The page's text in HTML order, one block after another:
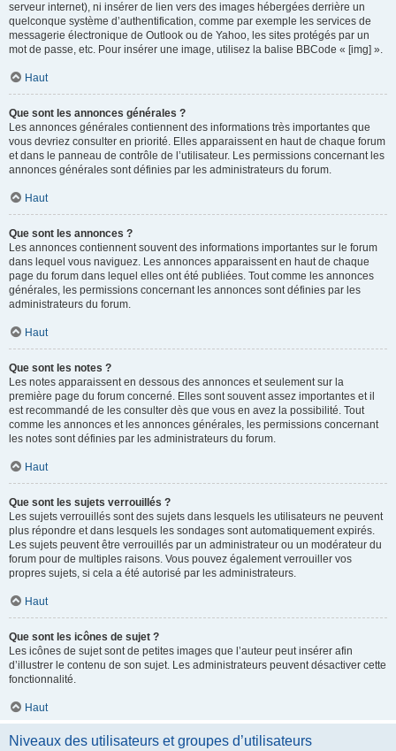
serveur internet), ni insérer de lien vers des images hébergées derrière un
quelconque système d’authentification, comme par exemple les services de
messagerie électronique de Outlook ou de Yahoo, les sites protégés par un
mot de passe, etc. Pour insérer une image, utilisez la balise BBCode « [img] ».
Haut
Que sont les annonces générales ?
Les annonces générales contiennent des informations très importantes que
vous devriez consulter en priorité. Elles apparaissent en haut de chaque forum
et dans le panneau de contrôle de l’utilisateur. Les permissions concernant les
annonces générales sont définies par les administrateurs du forum.
Haut
Que sont les annonces ?
Les annonces contiennent souvent des informations importantes sur le forum
dans lequel vous naviguez. Les annonces apparaissent en haut de chaque
page du forum dans lequel elles ont été publiées. Tout comme les annonces
générales, les permissions concernant les annonces sont définies par les
administrateurs du forum.
Haut
Que sont les notes ?
Les notes apparaissent en dessous des annonces et seulement sur la
première page du forum concerné. Elles sont souvent assez importantes et il
est recommandé de les consulter dès que vous en avez la possibilité. Tout
comme les annonces et les annonces générales, les permissions concernant
les notes sont définies par les administrateurs du forum.
Haut
Que sont les sujets verrouillés ?
Les sujets verrouillés sont des sujets dans lesquels les utilisateurs ne peuvent
plus répondre et dans lesquels les sondages sont automatiquement expirés.
Les sujets peuvent être verrouillés par un administrateur ou un modérateur du
forum pour de multiples raisons. Vous pouvez également verrouiller vos
propres sujets, si cela a été autorisé par les administrateurs.
Haut
Que sont les icônes de sujet ?
Les icônes de sujet sont de petites images que l’auteur peut insérer afin
d’illustrer le contenu de son sujet. Les administrateurs peuvent désactiver cette
fonctionnalité.
Haut
Niveaux des utilisateurs et groupes d’utilisateurs